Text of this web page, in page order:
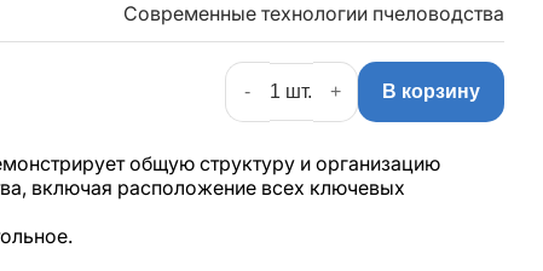
Современные технологии пчеловодства
- + В корзину
общую структуру и организацию
включая расположение всех ключевых